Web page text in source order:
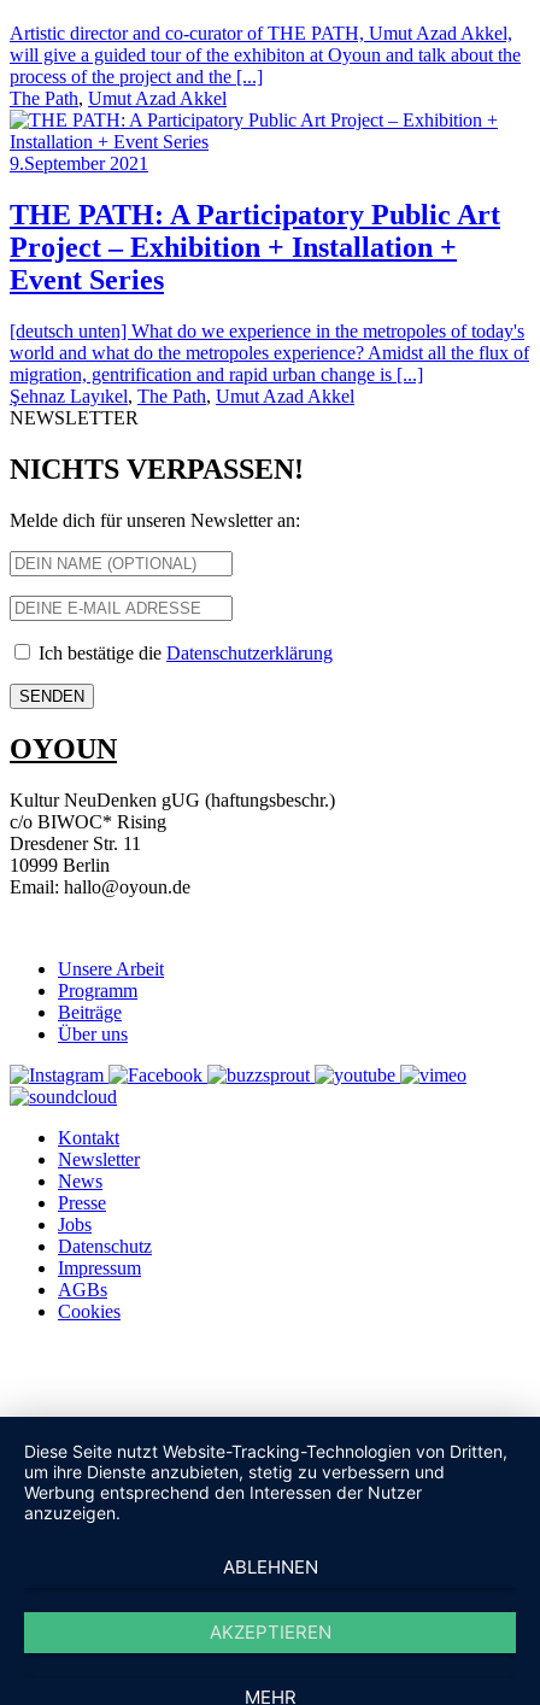
Artistic director and co-curator of THE PATH, Umut Azad Akkel,
will give a guided tour of the exhibiton at Oyoun and talk about the
process of the project and the [...]
The Path, Umut Azad Akkel
9.September 2021
THE PATH: A Participatory Public Art
Project – Exhibition + Installation +
Event Series
[deutsch unten] What do we experience in the metropoles of today's
world and what do the metropoles experience? Amidst all the flux of
migration, gentrification and rapid urban change is [...]
Şehnaz Layıkel, The Path, Umut Azad Akkel
NEWSLETTER
NICHTS VERPASSEN!
Melde dich für unseren Newsletter an:
Ich bestätige die Datenschutzerklärung
OYOUN
Kultur NeuDenken gUG (haftungsbeschr.)
c/o BIWOC* Rising
Dresdener Str. 11
10999 Berlin
Email: hallo@oyoun.de
Unsere Arbeit
Programm
Beiträge
Über uns
Kontakt
Newsletter
News
Presse
Jobs
Datenschutz
Impressum
AGBs
Cookies
Diese Seite nutzt Website-Tracking-Technologien von Dritten,
um ihre Dienste anzubieten, stetig zu verbessern und
Werbung entsprechend den Interessen der Nutzer
anzuzeigen.
ABLEHNEN
AKZEPTIEREN
MEHR